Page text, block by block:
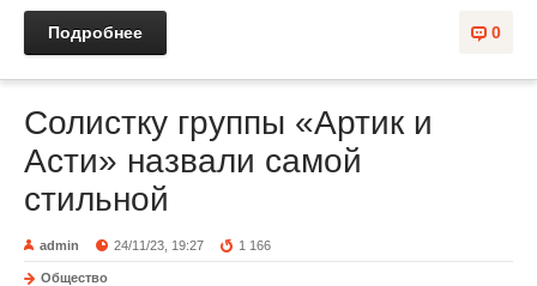
0
Подробнее
Солистку группы «Артик и
Асти» назвали самой
стильной
admin 24/11/23, 19:27 1 166
Общество